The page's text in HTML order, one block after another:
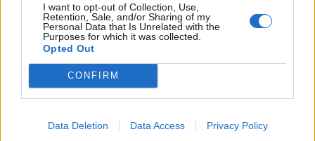
I want to opt-out of Collection, Use,
Retention, Sale, and/or Sharing of my
Personal Data that Is Unrelated with the
Purposes for which it was collected.
Opted Out
CONFIRM
Data Deletion Data Access Privacy Policy
MÁR ELŐFIZETŐNK VAGY?